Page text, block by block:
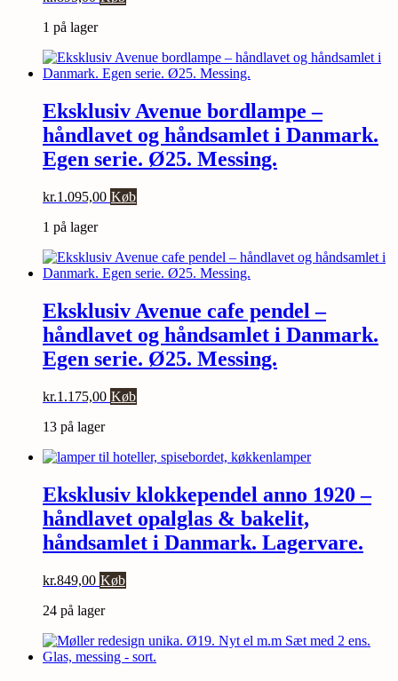
1 på lager
Eksklusiv Avenue bordlampe –
håndlavet og håndsamlet i Danmark.
Egen serie. Ø25. Messing.
kr.1.095,00 Køb
1 på lager
Eksklusiv Avenue cafe pendel –
håndlavet og håndsamlet i Danmark.
Egen serie. Ø25. Messing.
kr.1.175,00 Køb
13 på lager
Eksklusiv klokkependel anno 1920 –
håndlavet opalglas & bakelit,
håndsamlet i Danmark. Lagervare.
kr.849,00 Køb
24 på lager